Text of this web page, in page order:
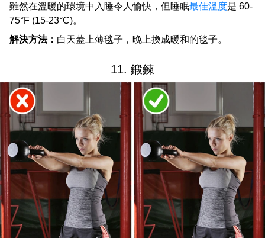
雖然在溫暖的環境中入睡令人愉快，但睡眠最佳溫度是 60-
75°F (15-23°C)。
解決方法： 白天蓋上薄毯子，晚上換成暖和的毯子。
11. 鍛鍊